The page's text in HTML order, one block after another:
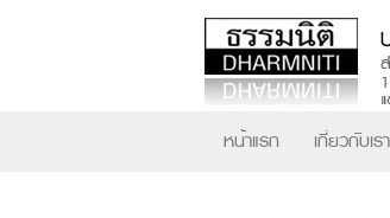
หน้าแรก เกี่ยวกับเรา